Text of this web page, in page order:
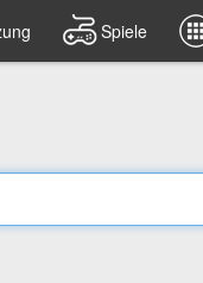
Spiele